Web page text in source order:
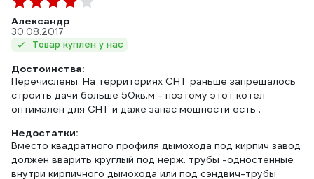
Александр
30.08.2017
Товар куплен у нас
Достоинства:
Перечислены. На территориях СНТ раньше запрещалось
строить дачи больше 50кв.м - поэтому этот котел
оптимален для СНТ и даже запас мощности есть .
Недостатки:
Вместо квадратного профиля дымохода под кирпич завод
должен вварить круглый под нерж. трубы -одностенные
внутри кирпичного дымохода или под сэндвич-трубы